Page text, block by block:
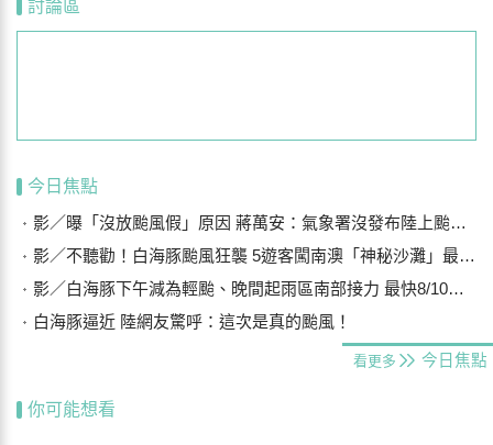
討論區
今日焦點
影／曝「沒放颱風假」原因 蔣萬安：氣象署沒發布陸上颱風警報
影／不聽勸！白海豚颱風狂襲 5遊客闖南澳「神秘沙灘」最高罰25萬
影／白海豚下午減為輕颱、晚間起雨區南部接力 最快8/10晨解除海警
白海豚逼近 陸網友驚呼：這次是真的颱風！
看更多 今日焦點
你可能想看